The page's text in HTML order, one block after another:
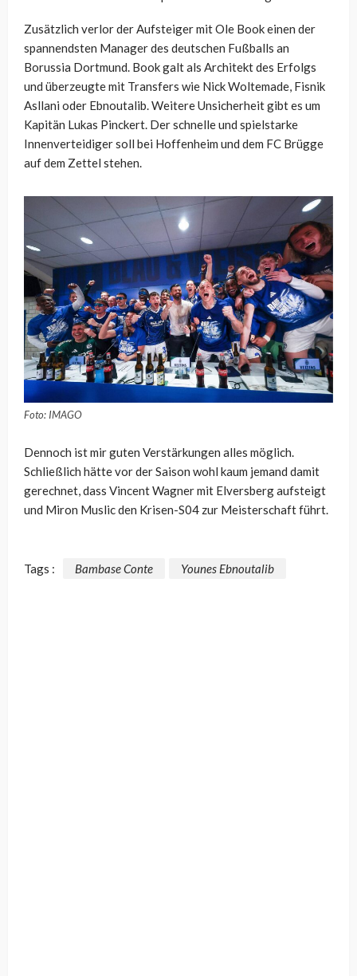
Zusätzlich verlor der Aufsteiger mit Ole Book einen der
spannendsten Manager des deutschen Fußballs an
Borussia Dortmund. Book galt als Architekt des Erfolgs
und überzeugte mit Transfers wie Nick Woltemade, Fisnik
Asllani oder Ebnoutalib. Weitere Unsicherheit gibt es um
Kapitän Lukas Pinckert. Der schnelle und spielstarke
Innenverteidiger soll bei Hoffenheim und dem FC Brügge
auf dem Zettel stehen.
Foto: IMAGO
Dennoch ist mir guten Verstärkungen alles möglich.
Schließlich hätte vor der Saison wohl kaum jemand damit
gerechnet, dass Vincent Wagner mit Elversberg aufsteigt
und Miron Muslic den Krisen-S04 zur Meisterschaft führt.
Tags : Bambase Conte Younes Ebnoutalib